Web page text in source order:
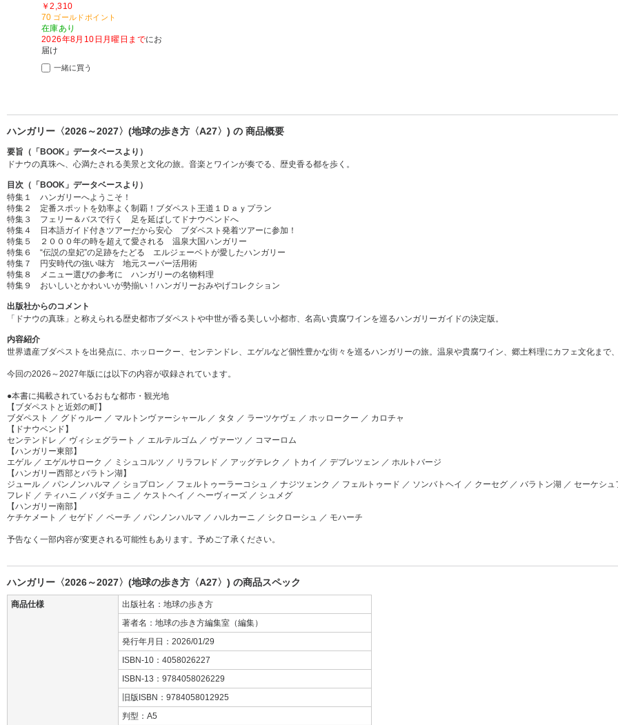
一緒に買う
￥2,310
70 ゴールドポイント
在庫あり
2026年8月10日月曜日までにお
届け
ハンガリー〈2026～2027〉(地球の歩き方〈A27〉) の 商品概要
要旨（「BOOK」データベースより）
ドナウの真珠へ、心満たされる美景と文化の旅。音楽とワインが奏でる、歴史香る都を歩く。
目次（「BOOK」データベースより）
特集１ ハンガリーへようこそ！
特集２ 定番スポットを効率よく制覇！ブダペスト王道１Ｄａｙプラン
特集３ フェリー＆バスで行く 足を延ばしてドナウベンドへ
特集４ 日本語ガイド付きツアーだから安心 ブダペスト発着ツアーに参加！
特集５ ２０００年の時を超えて愛される 温泉大国ハンガリー
特集６ “伝説の皇妃”の足跡をたどる エルジェーベトが愛したハンガリー
特集７ 円安時代の強い味方 地元スーパー活用術
特集８ メニュー選びの参考に ハンガリーの名物料理
特集９ おいしいとかわいいが勢揃い！ハンガリーおみやげコレクション
出版社からのコメント
「ドナウの真珠」と称えられる歴史都市ブダペストや中世が香る美しい小都市、名高い貴腐ワインを巡るハンガリーガイドの決定版。
内容紹介
世界遺産ブダペストを出発点に、ホッロークー、センテンドレ、エゲルなど個性豊かな街々を巡るハンガリーの旅。温泉や貴腐ワイン、郷土料理にカフェ文化まで
今回の2026～2027年版には以下の内容が収録されています。
●本書に掲載されているおもな都市・観光地
【ブダペストと近郊の町】
ブダペスト ／ グドゥルー ／ マルトンヴァーシャール ／ タタ ／ ラーツケヴェ ／ ホッロークー ／ カロチャ
【ドナウベンド】
センテンドレ ／ ヴィシェグラート ／ エルテルゴム ／ ヴァーツ ／ コマーロム
【ハンガリー東部】
エゲル ／ エゲルサローク ／ ミシュコルツ ／ リラフレド ／ アッグテレク ／ トカイ ／ デブレツェン ／ ホルトバージ
【ハンガリー西部とバラトン湖】
ジュール ／ パンノンハルマ ／ ショプロン ／ フェルトゥーラーコシュ ／ ナジツェンク ／ フェルトゥード ／ ソンバトヘイ ／ クーセグ ／ バラトン湖 ／ セーケシ
フレド ／ ティハニ ／ バダチョニ ／ ケストヘイ ／ ヘーヴィーズ ／ シュメグ
【ハンガリー南部】
ケチケメート ／ セゲド ／ ペーチ ／ パンノンハルマ ／ ハルカーニ ／ シクローシュ ／ モハーチ
予告なく一部内容が変更される可能性もあります。予めご了承ください。
ハンガリー〈2026～2027〉(地球の歩き方〈A27〉) の商品スペック
商品仕様
出版社名：地球の歩き方
著者名：地球の歩き方編集室（編集）
発行年月日：2026/01/29
ISBN-10：4058026227
ISBN-13：9784058026229
旧版ISBN：9784058012925
判型：A5